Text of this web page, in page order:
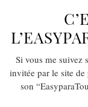
Si vous me suivez
invitée par le site de
son